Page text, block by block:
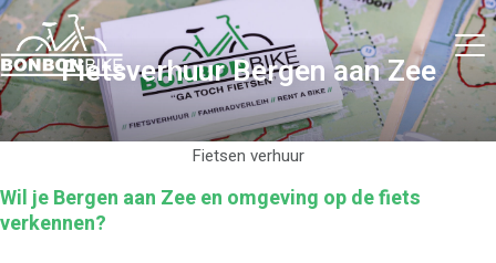
Fietsverhuur Bergen aan Zee
Fietsen verhuur
Wil je Bergen aan Zee en omgeving op de fiets
verkennen?